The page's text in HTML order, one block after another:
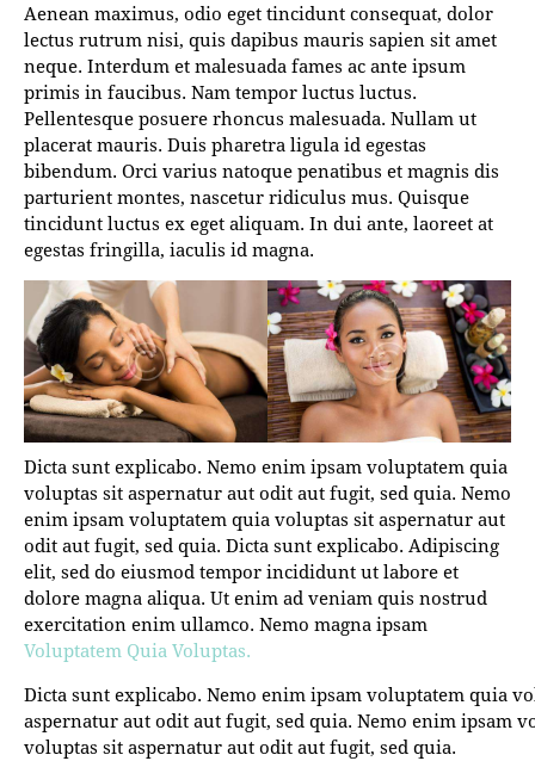
Aenean maximus, odio eget tincidunt consequat, dolor
lectus rutrum nisi, quis dapibus mauris sapien sit amet
neque. Interdum et malesuada fames ac ante ipsum
primis in faucibus. Nam tempor luctus luctus.
Pellentesque posuere rhoncus malesuada. Nullam ut
placerat mauris. Duis pharetra ligula id egestas
bibendum. Orci varius natoque penatibus et magnis dis
parturient montes, nascetur ridiculus mus. Quisque
tincidunt luctus ex eget aliquam. In dui ante, laoreet at
egestas fringilla, iaculis id magna.
Dicta sunt explicabo. Nemo enim ipsam voluptatem quia
voluptas sit aspernatur aut odit aut fugit, sed quia. Nemo
enim ipsam voluptatem quia voluptas sit aspernatur aut
odit aut fugit, sed quia. Dicta sunt explicabo. Adipiscing
elit, sed do eiusmod tempor incididunt ut labore et
dolore magna aliqua. Ut enim ad veniam quis nostrud
exercitation enim ullamco. Nemo magna ipsam
Voluptatem Quia Voluptas.
Dicta sunt explicabo. Nemo enim ipsam voluptatem quia
aspernatur aut odit aut fugit, sed quia. Nemo enim ipsam
voluptas sit aspernatur aut odit aut fugit, sed quia.